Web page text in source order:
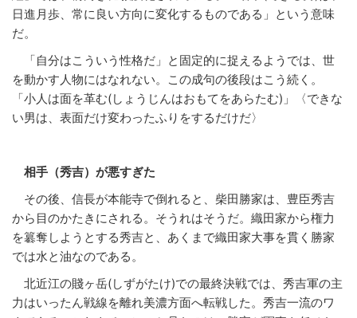
日進月歩、常に良い方向に変化するものである」という意味
だ。
「自分はこういう性格だ」と固定的に捉えるようでは、世
を動かす人物にはなれない。この成句の後段はこう続く。
「小人は面を革む(しょうじんはおもてをあらたむ)」〈できな
い男は、表面だけ変わったふりをするだけだ〉
相手（秀吉）が悪すぎた
その後、信長が本能寺で倒れると、柴田勝家は、豊臣秀吉
から目のかたきにされる。そうれはそうだ。織田家から権力
を簒奪しようとする秀吉と、あくまで織田家大事を貫く勝家
では水と油なのである。
北近江の賤ヶ岳(しずがたけ)での最終決戦では、秀吉軍の主
力はいったん戦線を離れ美濃方面へ転戦した。秀吉一流のワ